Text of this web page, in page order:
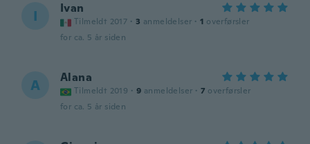
I Ivan
Tilmeldt 2017 · 3 anmeldelser · 1 overførsler
for ca. 5 år siden
A Alana
Tilmeldt 2019 · 9 anmeldelser · 7 overførsler
for ca. 5 år siden